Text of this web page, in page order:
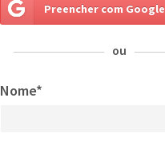
Preencher com Google
ou
Nome*